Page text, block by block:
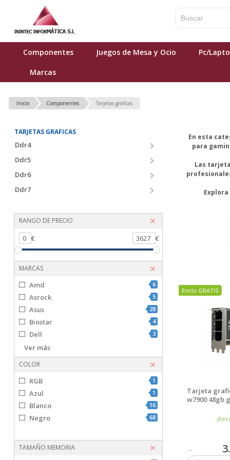
Componentes Juegos de Mesa y Ocio Pc/
Marcas
Inicio Componentes Tarjetas graficas
TARJETAS GRAFICAS
Ddr4
Ddr5
Ddr6
Ddr7
RANGO DE PRECIO
0 € 3627 €
MARCAS
Amd 6
Asrock 5
Asus 28
Biostar 4
Dell 3
Gigabyte
Hp 1
Msi 19
Nvidia 5
Pny 11
Powercolor 1
Zotac 34
Ver más
COLOR
RGB 1
Azul 1
Blanco 16
Negro 68
TAMAÑO MEMORIA
En esta
para
Las
Tarjeta
w7900 48gb
Envío GRATIS